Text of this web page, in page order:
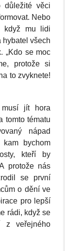
věci
Nebo
když mu lidi
všech
„Kdo se moc
protože si
to zvyknete!
jít hora
tomto tématu
nápad
bychom
kteří by
protože nás
se první
o dění ve
pro lepší
rádi, když se
z veřejného